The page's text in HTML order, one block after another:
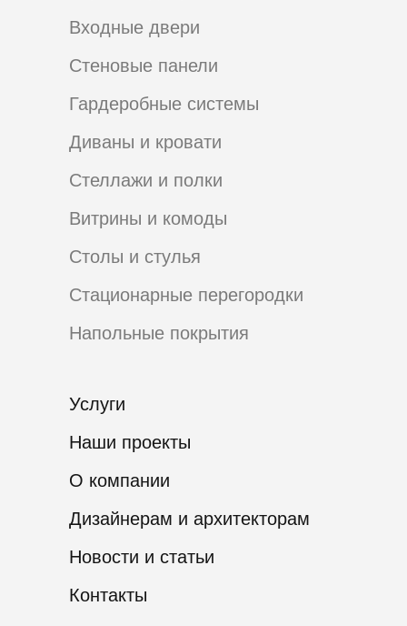
Входные двери
Стеновые панели
Услуги
Наши проекты
О компании
Дизайнерам и архитекторам
Новости и статьи
Контакты
Гардеробные системы
Диваны и кровати
Столы и стулья
Витрины и комоды
Стеллажи и полки
Стационарные перегородки
Напольные покрытия